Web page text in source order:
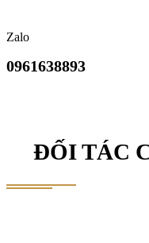
Zalo
0961638893
ĐỐI TÁC